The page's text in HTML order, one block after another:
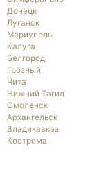
Донецк
Луганск
Мариуполь
Калуга
Белгород
Грозный
Чита
Нижний Тагил
Смоленск
Архангельск
Владикавказ
Кострома